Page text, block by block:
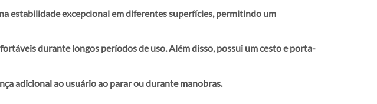
estabilidade excepcional em diferentes superfícies, permitindo um
durante longos períodos de uso. Além disso, possui um cesto e porta-
adicional ao usuário ao parar ou durante manobras.